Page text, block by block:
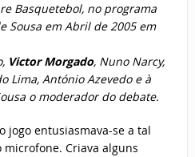
Basquetebol, no programa
Sousa em Abril de 2005 em
Victor Morgado, Nuno Narcy,
Lima, António Azevedo e à
o moderador do debate.
jogo entusiasmava-se a tal
Criava alguns